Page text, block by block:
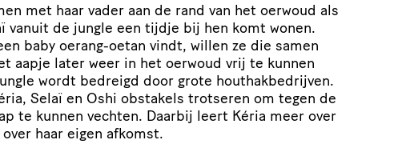
met haar vader aan de rand van het oerwoud als
vanuit de jungle een tijdje bij hen komt wonen.
baby oerang-oetan vindt, willen ze die samen
aapje later weer in het oerwoud vrij te kunnen
wordt bedreigd door grote houthakbedrijven.
Selaï en Oshi obstakels trotseren om tegen de
te kunnen vechten. Daarbij leert Kéria meer over
haar eigen afkomst.